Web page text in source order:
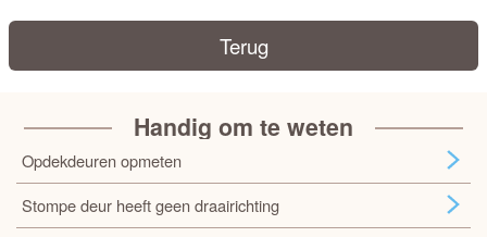
Terug
Handig om te weten
Opdekdeuren opmeten
Stompe deur heeft geen draairichting